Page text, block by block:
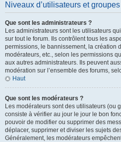
Niveaux d’utilisateurs et groupes
Que sont les administrateurs ?
Les administrateurs sont les utilisateurs
sur tout le forum. Ils contrôlent tous les
permissions, le bannissement, la création
modérateurs, etc., selon les permissions
aux autres administrateurs. Ils peuvent
modération sur l’ensemble des forums,
Haut
Que sont les modérateurs ?
Les modérateurs sont des utilisateurs (ou
consiste à vérifier au jour le jour le bon
pouvoir de modifier ou supprimer des
déplacer, supprimer et diviser les sujets
Généralement, les modérateurs